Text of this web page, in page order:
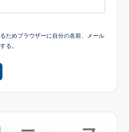
ためブラウザーに自分の名前、メール
る。